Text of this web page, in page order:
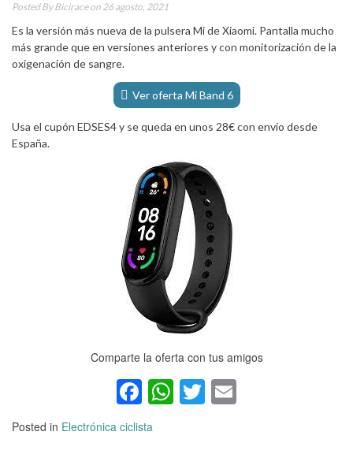
Posted ByBiciraceon 26 agosto, 2021
Es la versión más nueva de la pulsera Mi de Xiaomi. Pantalla mucho
más grande que en versiones anteriores y con monitorización de la
oxigenación de sangre.
Ver oferta Mi Band 6
Usa el cupón EDSES4 y se queda en unos 28€ con envio desde
España.
Comparte la oferta con tus amigos
Facebook
WhatsApp
Twitter
Posted in Electrónica ciclista